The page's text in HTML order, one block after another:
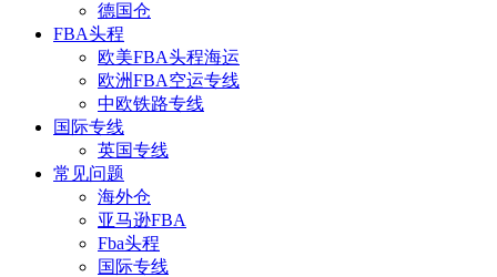
德国仓
FBA头程
欧美FBA头程海运
欧洲FBA空运专线
中欧铁路专线
国际专线
英国专线
常见问题
海外仓
亚马逊FBA
Fba头程
国际专线